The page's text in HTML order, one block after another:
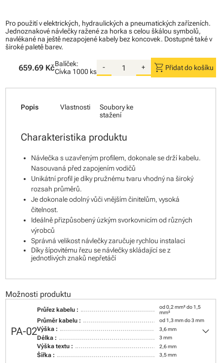
Pro použití v elektrických, hydraulických a pneumatických zařízeních.
Jednoznakové návlečky ražené za horka s celou škálou symbolů,
navlékané na ještě nezapojené kabely bez koncovek. Dostupné také v
široké paletě barev.
659.69 KčBalíček:
Cívka 1000 ks
- + shopping_cart Přidat do košíku
Popis Vlastnosti
Soubory ke
stažení
Charakteristika produktu
Návlečka s uzavřeným profilem, dokonale se drží kabelu.
Nasouvaná před zapojením vodičů
Unikátní profil je díky pružnému tvaru vhodný na široký
rozsah průměrů.
Je dokonale odolný vůči vnějším činitelům, vysoká
čitelnost.
Ideálně přizpůsobený úzkým svorkovnicím od různých
výrobců
Správná velikost návlečky zaručuje rychlou instalaci
Díky šípovitému řezu se návlečky skládající se z
jednotlivých znaků nepřetáčí
Možnosti produktu
PA-02
Průřez kabelu :
od 0,2 mm² do 1,5
mm²
Průměr kabelu : od 1,3 mm do 3 mm
Výška : 3,6 mm
Délka : 3 mm
Výška textu : 2,6 mm
Šířka : 3,5 mm
keyboard_arrow_down